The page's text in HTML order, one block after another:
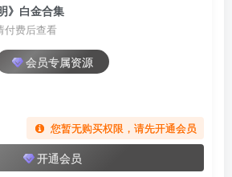
》白金合集
付费后查看
会员专属资源
您暂无购买权限，请先开通会员
开通会员